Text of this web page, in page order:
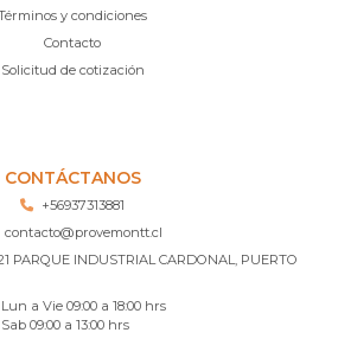
y condiciones
Contacto
Solicitud de cotización
CONTÁCTANOS
+56937313881
contacto@provemontt.cl
PARQUE INDUSTRIAL CARDONAL, PUERTO
Lun a Vie 09:00 a 18:00 hrs
Sab 09:00 a 13:00 hrs